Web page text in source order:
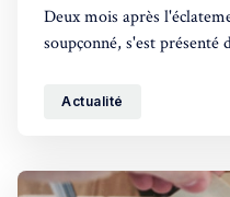
Deux mois après
soupçonné, s'est
Actualité